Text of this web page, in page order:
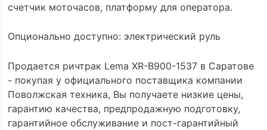
счетчик моточасов, платформу для оператора.
Опционально доступно: электрический руль
Продается ричтрак Lema XR-B900-1537 в Саратове
- покупая у официального поставщика компании
Поволжская техника, Вы получаете низкие цены,
гарантию качества, предпродажную подготовку,
гарантийное обслуживание и пост-гарантийный